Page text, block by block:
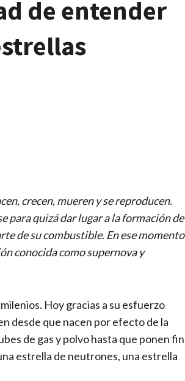
de entender
crecen, mueren y se reproducen.
para quizá dar lugar a la formación de
de su combustible. En ese momento
conocida como supernova y
Hoy gracias a su esfuerzo
desde que nacen por efecto de la
de gas y polvo hasta que ponen fin
estrella de neutrones, una estrella